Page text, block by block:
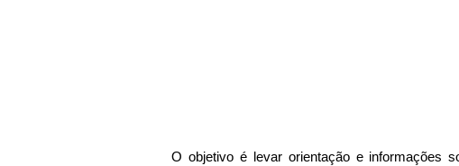
O objetivo é levar orientação e informações